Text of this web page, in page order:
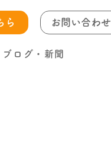
ら お問い合わせ
ブログ・新聞